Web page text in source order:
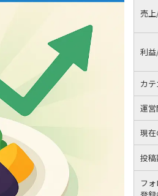
売上
利益
カテ
運
現
投
フ